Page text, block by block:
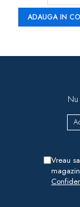
ADAUGA IN
Vreau